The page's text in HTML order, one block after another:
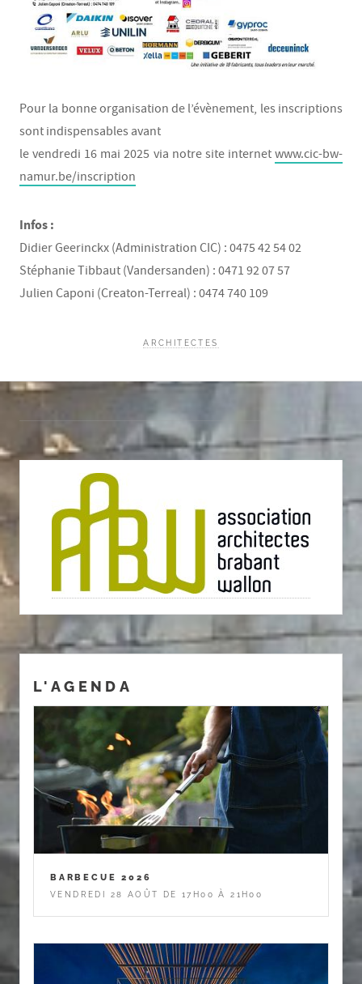
Pour la bonne organisation de l’évènement, les inscriptions
sont indispensables avant
le vendredi 16 mai 2025 via notre site internet www.cic-bw-
namur.be/inscription
Infos :
Didier Geerinckx (Administration CIC) : 0475 42 54 02
Stéphanie Tibbaut (Vandersanden) : 0471 92 07 57
Julien Caponi (Creaton-Terreal) : 0474 740 109
ARCHITECTES
L'AGENDA
BARBECUE 2026
VENDREDI 28 AOÛT DE 17H00 À 21H00